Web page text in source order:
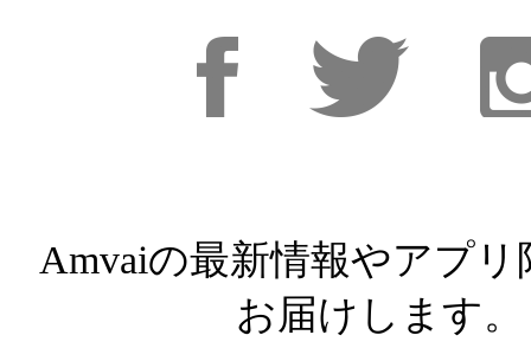
Amvaiの最新情報やアプリ
お届けします。